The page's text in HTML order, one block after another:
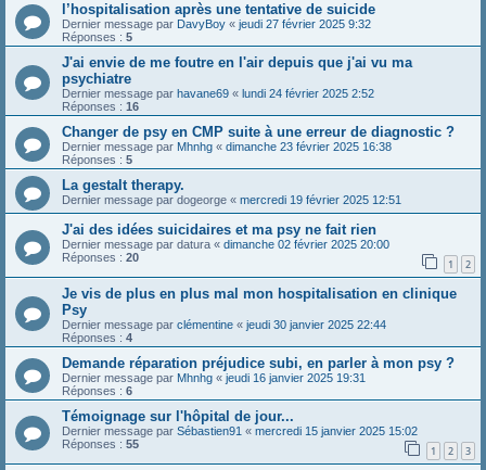
l’hospitalisation après une tentative de suicide
Dernier message par DavyBoy « jeudi 27 février 2025 9:32
Réponses : 5
J'ai envie de me foutre en l'air depuis que j'ai vu ma
psychiatre
Dernier message par havane69 « lundi 24 février 2025 2:52
Réponses : 16
Changer de psy en CMP suite à une erreur de diagnostic ?
Dernier message par Mhnhg « dimanche 23 février 2025 16:38
Réponses : 5
La gestalt therapy.
Dernier message par dogeorge « mercredi 19 février 2025 12:51
J'ai des idées suicidaires et ma psy ne fait rien
Dernier message par datura « dimanche 02 février 2025 20:00
Réponses : 20 1 2
Je vis de plus en plus mal mon hospitalisation en clinique
Psy
Dernier message par clémentine « jeudi 30 janvier 2025 22:44
Réponses : 4
Demande réparation préjudice subi, en parler à mon psy ?
Dernier message par Mhnhg « jeudi 16 janvier 2025 19:31
Réponses : 6
Témoignage sur l'hôpital de jour...
Dernier message par Sébastien91 « mercredi 15 janvier 2025 15:02
Réponses : 55 1 2 3